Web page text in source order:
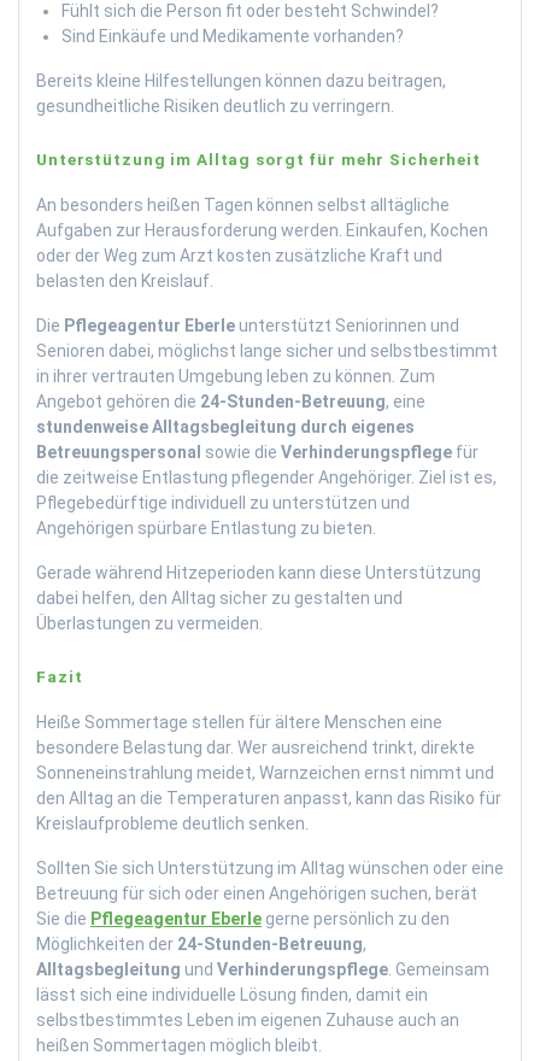
Fühlt sich die Person fit oder besteht Schwindel?
Sind Einkäufe und Medikamente vorhanden?
Bereits kleine Hilfestellungen können dazu beitragen,
gesundheitliche Risiken deutlich zu verringern.
Unterstützung im Alltag sorgt für mehr Sicherheit
An besonders heißen Tagen können selbst alltägliche
Aufgaben zur Herausforderung werden. Einkaufen, Kochen
oder der Weg zum Arzt kosten zusätzliche Kraft und
belasten den Kreislauf.
Die Pflegeagentur Eberleunterstützt Seniorinnen und
Senioren dabei, möglichst lange sicher und selbstbestimmt
in ihrer vertrauten Umgebung leben zu können. Zum
Angebot gehören die 24-Stunden-Betreuung, eine
stundenweise Alltagsbegleitung durch eigenes
Betreuungspersonal sowie die Verhinderungspflege für
die zeitweise Entlastung pflegender Angehöriger. Ziel ist es,
Pflegebedürftige individuell zu unterstützen und
Angehörigen spürbare Entlastung zu bieten.
Gerade während Hitzeperioden kann diese Unterstützung
dabei helfen, den Alltag sicher zu gestalten und
Überlastungen zu vermeiden.
Fazit
Heiße Sommertage stellen für ältere Menschen eine
besondere Belastung dar. Wer ausreichend trinkt, direkte
Sonneneinstrahlung meidet, Warnzeichen ernst nimmt und
den Alltag an die Temperaturen anpasst, kann das Risiko für
Kreislaufprobleme deutlich senken.
Sollten Sie sich Unterstützung im Alltag wünschen oder eine
Betreuung für sich oder einen Angehörigen suchen, berät
Sie die Pflegeagentur Eberle gerne persönlich zu den
Möglichkeiten der 24-Stunden-Betreuung,
Alltagsbegleitung und Verhinderungspflege. Gemeinsam
lässt sich eine individuelle Lösung finden, damit ein
selbstbestimmtes Leben im eigenen Zuhause auch an
heißen Sommertagen möglich bleibt.